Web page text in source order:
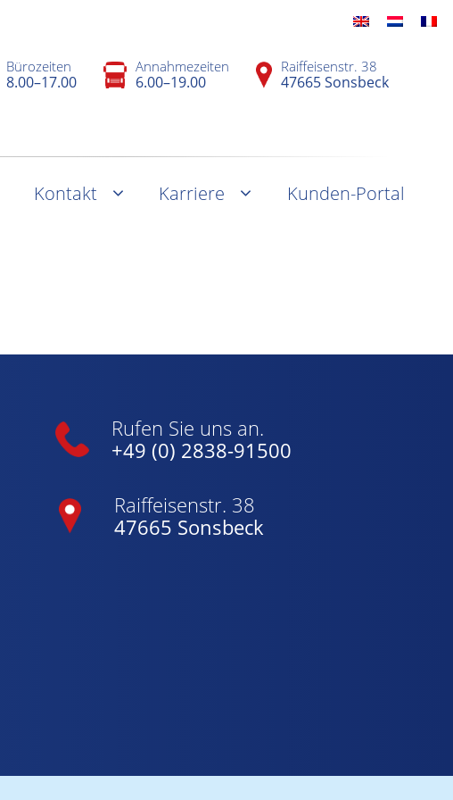
Bürozeiten
8.00–17.00
Annahmezeiten
6.00–19.00
Raiffeisenstr. 38
47665 Sonsbeck
Kontakt Karriere Kunden-Portal
Rufen Sie uns an.
+49 (0) 2838-91500
Raiffeisenstr. 38
47665 Sonsbeck